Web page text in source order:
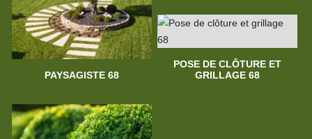
PAYSAGISTE 68
POSE DE CLÔTURE ET
GRILLAGE 68